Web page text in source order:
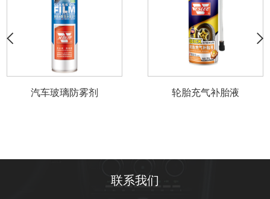
轮胎充气补胎液 2L玻璃水
联系我们